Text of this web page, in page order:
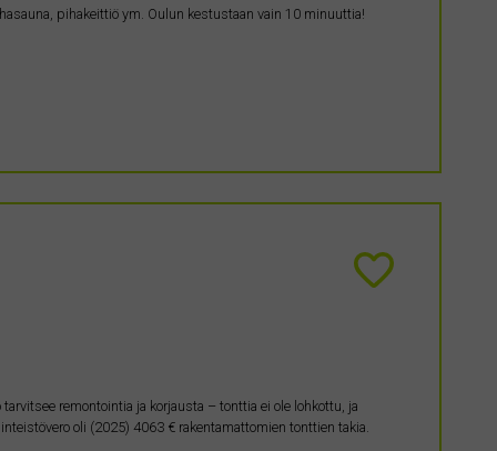
pihakeittiö ym. Oulun kestustaan vain 10 minuuttia!
remontointia ja korjausta – tonttia ei ole lohkottu, ja
oli (2025) 4063 € rakentamattomien tonttien takia.